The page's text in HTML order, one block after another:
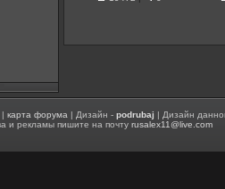
|карта форума | Дизайн -podrubaj | Дизайн
и рекламы пишите на почтуrusalex11@live.com